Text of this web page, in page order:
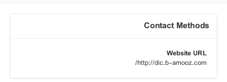
Contact Methods
Website URL
http://dic.b-amooz.com/